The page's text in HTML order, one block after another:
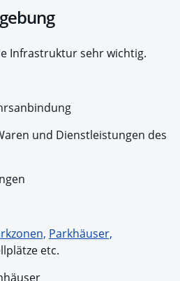
Infrastruktur sehr wichtig.
und Dienstleistungen des
Parkhäuser,
etc.